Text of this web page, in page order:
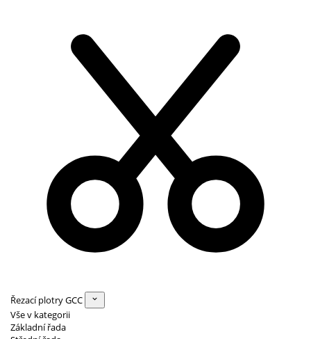
Řezací plotry GCC
Vše v kategorii
Základní řada